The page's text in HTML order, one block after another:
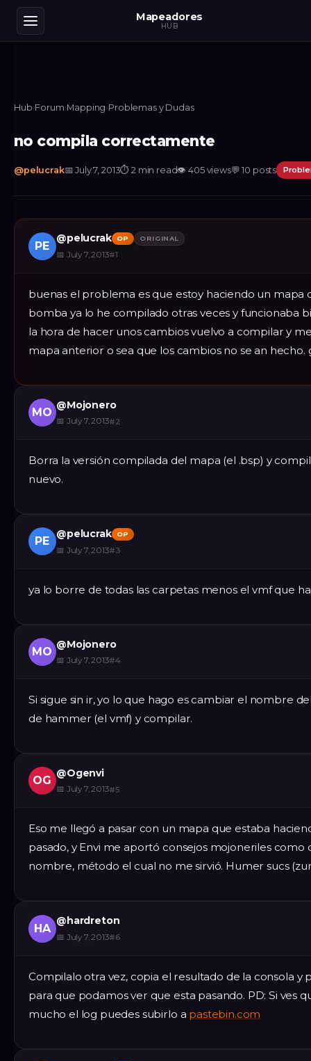
Mapeadores
HUB
Hub›Forum›Mapping›Problemas y Dudas
no compila correctamente
@pelucrak📅July 7, 2013⏱2 min read👁405 views💬10 posts
PE
@pelucrak OP ORIGINAL
📅 July 7, 2013#1
buenas el problema es que estoy haciendo un mapa
bomba ya lo he compilado otras veces y funcionaba
la hora de hacer unos cambios vuelvo a compilar y
mapa anterior o sea que los cambios no se an hecho.
MO
@Mojonero
📅 July 7, 2013#2
Borra la versión compilada del mapa (el .bsp) y
nuevo.
PE
@pelucrak OP
📅 July 7, 2013#3
ya lo borre de todas las carpetas menos el vmf que
MO
@Mojonero
📅 July 7, 2013#4
Si sigue sin ir, yo lo que hago es cambiar el nombre
de hammer (el vmf) y compilar.
OG
@Ogenvi
📅 July 7, 2013#5
Eso me llegó a pasar con un mapa que estaba
pasado, y Envi me aportó consejos mojoneriles como
nombre, método el cual no me sirvió. Humer sucs
HA
@ hardreton
📅 July 7, 2013#6
Compilalo otra vez, copia el resultado de la consola y
para que podamos ver que esta pasando. PD: Si ves
mucho el log puedes subirlo a pastebin.com